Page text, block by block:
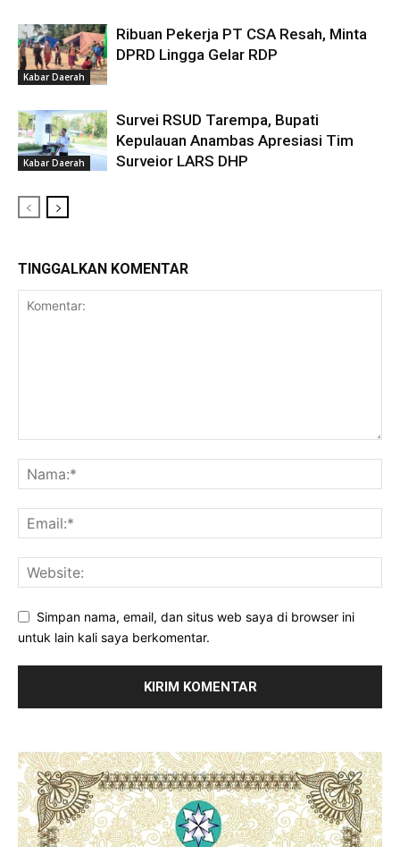
Kabar Daerah
Ribuan Pekerja PT CSA Resah, Minta
DPRD Lingga Gelar RDP
Kabar Daerah
Survei RSUD Tarempa, Bupati
Kepulauan Anambas Apresiasi Tim
Surveior LARS DHP
TINGGALKAN KOMENTAR
Simpan nama, email, dan situs web saya di browser ini
untuk lain kali saya berkomentar.